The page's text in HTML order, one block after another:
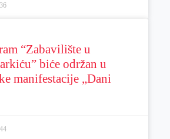
“Zabavilište u
biće održan u
manifestacije „Dani